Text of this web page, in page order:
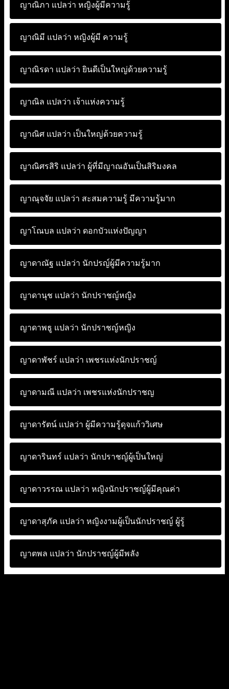
ญาณิภา แปลว่า หญิงผู้มีความรู้
ญาณิมี แปลว่า หญิงผู้มี ความรู้
ญาณิรดา แปลว่า ยินดีเป็นใหญ่ด้วยความรู้
ญาณิล แปลว่า เจ้าแห่งความรู้
ญาณิศ แปลว่า เป็นใหญ่ด้วยความรู้
ญาณิศรสิริ แปลว่า ผู้ที่มีญาณอันเป็นสิริมงคล
ญาณุจจัย แปลว่า สะสมความรู้ มีความรู้มาก
ญาโณบล แปลว่า ดอกบัวแห่งปัญญา
ญาดาณัฐ แปลว่า นักปรญ์ผู้มีความรู้มาก
ญาดานุช แปลว่า นักปราชญ์หญิง
ญาดาพธู แปลว่า นักปราชญ์หญิง
ญาดาพัชร์ แปลว่า เพชรแห่งนักปราชญ์
ญาดามณี แปลว่า เพชรแห่งนักปราชญ
ญาดารัตน์ แปลว่า ผู้มีความรู้ดุจแก้ววิเศษ
ญาดารินทร์ แปลว่า นักปราชญ์ผู้เป็นใหญ่
ญาดาวรรณ แปลว่า หญิงนักปราชญ์ผู้มีคุณค่า
ญาดาสุภัค แปลว่า หญิงงามผู้เป็นนักปราชญ์ ผู้รู้
ญาตพล แปลว่า นักปราชญ์ผู้มีพลัง